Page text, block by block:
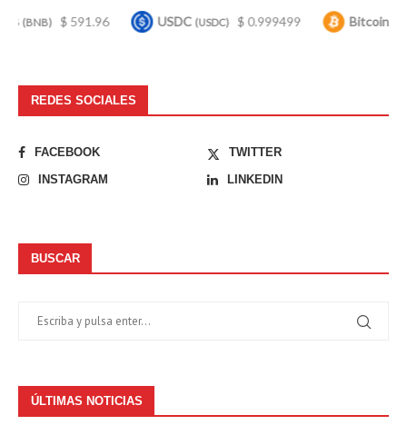
591.96 USDC(USDC) $ 0.999499 Bitcoin(BTC) $
REDES SOCIALES
FACEBOOK
TWITTER
INSTAGRAM
LINKEDIN
BUSCAR
ÚLTIMAS NOTICIAS